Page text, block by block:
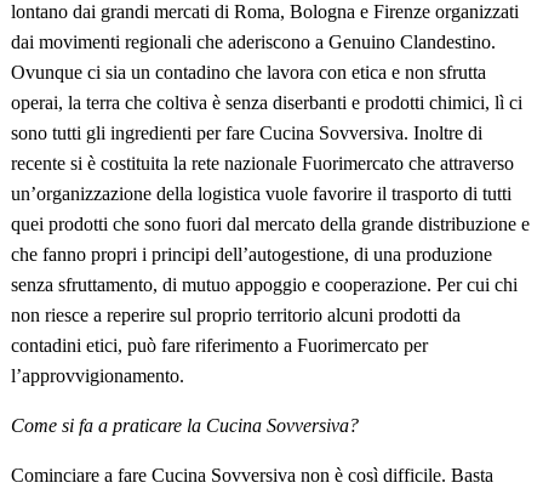
lontano dai grandi mercati di Roma, Bologna e Firenze organizzati
dai movimenti regionali che aderiscono a Genuino Clandestino.
Ovunque ci sia un contadino che lavora con etica e non sfrutta
operai, la terra che coltiva è senza diserbanti e prodotti chimici, lì ci
sono tutti gli ingredienti per fare Cucina Sovversiva. Inoltre di
recente si è costituita la rete nazionale Fuorimercato che attraverso
un’organizzazione della logistica vuole favorire il trasporto di tutti
quei prodotti che sono fuori dal mercato della grande distribuzione e
che fanno propri i principi dell’autogestione, di una produzione
senza sfruttamento, di mutuo appoggio e cooperazione. Per cui chi
non riesce a reperire sul proprio territorio alcuni prodotti da
contadini etici, può fare riferimento a Fuorimercato per
l’approvvigionamento.
Come si fa a praticare la Cucina Sovversiva?
Cominciare a fare Cucina Sovversiva non è così difficile. Basta